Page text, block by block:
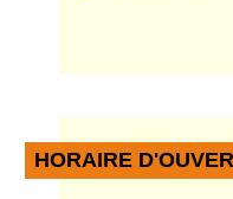
HORAIRE